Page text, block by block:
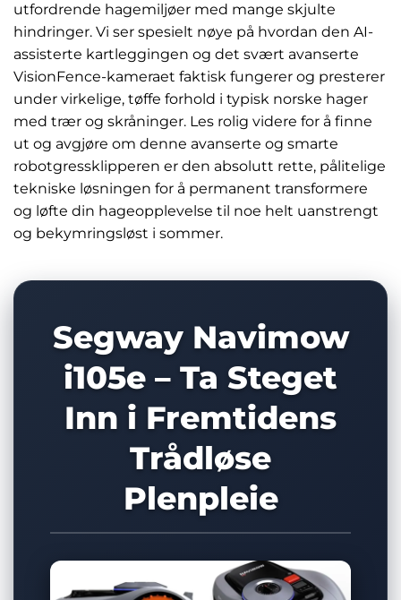
utfordrende hagemiljøer med mange skjulte
hindringer. Vi ser spesielt nøye på hvordan den AI-
assisterte kartleggingen og det svært avanserte
VisionFence-kameraet faktisk fungerer og presterer
under virkelige, tøffe forhold i typisk norske hager
med trær og skråninger. Les rolig videre for å finne
ut og avgjøre om denne avanserte og smarte
robotgressklipperen er den absolutt rette, pålitelige
tekniske løsningen for å permanent transformere
og løfte din hageopplevelse til noe helt uanstrengt
og bekymringsløst i sommer.
Segway Navimow
i105e – Ta Steget
Inn i Fremtidens
Trådløse
Plenpleie